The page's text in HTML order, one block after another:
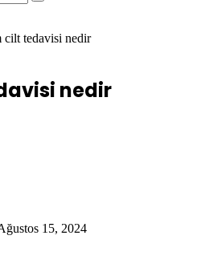
cilt tedavisi nedir
nedir
15, 2024